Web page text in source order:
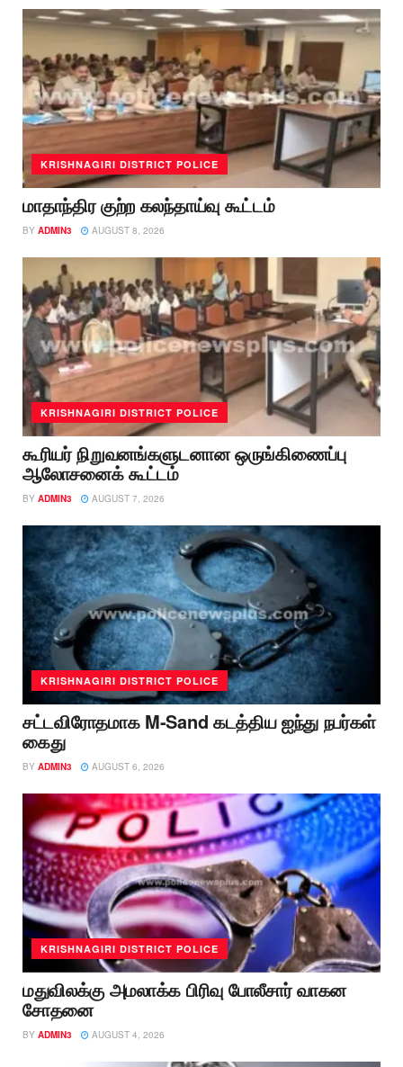
KRISHNAGIRI DISTRICT POLICE
மாதாந்திர குற்ற கலந்தாய்வு கூட்டம்
BY ADMIN3 AUGUST 8, 2026
KRISHNAGIRI DISTRICT POLICE
கூரியர் நிறுவனங்களுடனான ஒருங்கிணைப்பு
ஆலோசனைக் கூட்டம்
BY ADMIN3 AUGUST 7, 2026
KRISHNAGIRI DISTRICT POLICE
சட்டவிரோதமாக M-Sand கடத்திய ஐந்து நபர்கள்
கைது
BY ADMIN3 AUGUST 6, 2026
KRISHNAGIRI DISTRICT POLICE
மதுவிலக்கு அமலாக்க பிரிவு போலீசார் வாகன
சோதனை
BY ADMIN3 AUGUST 4, 2026